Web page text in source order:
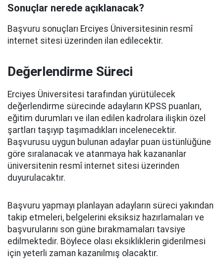
Sonuçlar nerede açıklanacak?
Başvuru sonuçları Erciyes Üniversitesinin resmî
internet sitesi üzerinden ilan edilecektir.
Değerlendirme Süreci
Erciyes Üniversitesi tarafından yürütülecek
değerlendirme sürecinde adayların KPSS puanları,
eğitim durumları ve ilan edilen kadrolara ilişkin özel
şartları taşıyıp taşımadıkları incelenecektir.
Başvurusu uygun bulunan adaylar puan üstünlüğüne
göre sıralanacak ve atanmaya hak kazananlar
üniversitenin resmî internet sitesi üzerinden
duyurulacaktır.
Başvuru yapmayı planlayan adayların süreci yakından
takip etmeleri, belgelerini eksiksiz hazırlamaları ve
başvurularını son güne bırakmamaları tavsiye
edilmektedir. Böylece olası eksikliklerin giderilmesi
için yeterli zaman kazanılmış olacaktır.